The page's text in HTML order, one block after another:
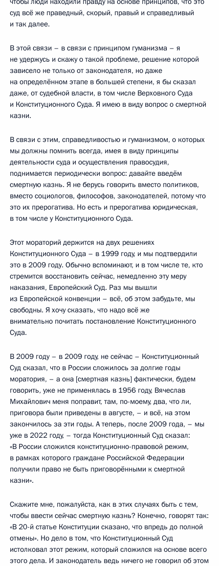
суд всё же праведный, скорый, правый и справедливый
и так далее.
В этой связи – в связи с принципом гуманизма – я
не удержусь и скажу о такой проблеме, решение которой
зависело не только от законодателя, но даже
на определённом этапе в большей степени, я бы сказал
даже, от судебной власти, в том числе Верховного Суда
и Конституционного Суда. Я имею в виду вопрос о смертной
казни.
В связи с этим, справедливостью и гуманизмом, о которых
мы должны помнить всегда, имея в виду принципы
деятельности суда и осуществления правосудия,
поднимается периодически вопрос: давайте введём
смертную казнь. Я не берусь говорить вместо политиков,
вместо социологов, философов, законодателей, потому что
это их прерогатива. Но есть и прерогатива юридическая,
в том числе у Конституционного Суда.
Этот мораторий держится на двух решениях
Конституционного Суда – в 1999 году, и мы подтвердили
это в 2009 году. Обычно вспоминают, и в том числе те, кто
стремится восстановить сейчас, немедленно эту меру
наказания, Европейский Суд. Раз мы вышли
из Европейской конвенции – всё, об этом забудьте, мы
свободны. Я хочу сказать, что надо всё же
внимательно почитать постановление Конституционного
Суда.
В 2009 году – в 2009 году, не сейчас – Конституционный
Суд сказал, что в России сложилось за долгие годы
моратория, – а она [смертная казнь] фактически, будем
говорить, уже не применялась в 1956 году, Вячеслав
Михайлович меня поправит, там, по-моему, два, что ли,
приговора были приведены в августе, – и всё, на этом
закончилось за эти годы. А теперь, после 2009 года, – мы
уже в 2022 году, – тогда Конституционный Суд сказал:
«В России сложился конституционно-правовой режим,
в рамках которого граждане Российской Федерации
получили право не быть приговорёнными к смертной
казни».
Скажите мне, пожалуйста, как в этих случаях быть с тем,
чтобы ввести сейчас смертную казнь? Конечно, говорят так:
«В 20-й статье Конституции сказано, что впредь до полной
отмены». Но дело в том, что Конституционный Суд
истолковал этот режим, который сложился на основе всего
этого дела. И законодатель ведь ничего не говорил об этом